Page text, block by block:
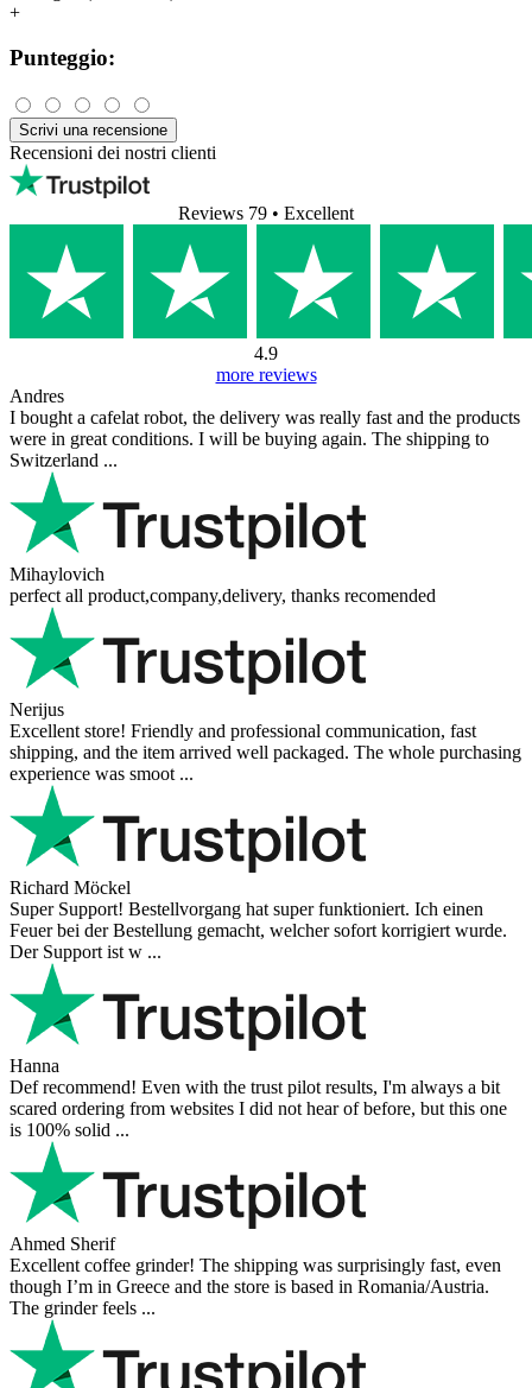
+
Punteggio:
Scrivi una recensione
Recensioni dei nostri clienti
Reviews 79 • Excellent
4.9
more reviews
Andres
I bought a cafelat robot, the delivery was really fast and the products
were in great conditions. I will be buying again. The shipping to
Switzerland ...
Mihaylovich
perfect all product,company,delivery, thanks recomended
Nerijus
Excellent store! Friendly and professional communication, fast
shipping, and the item arrived well packaged. The whole purchasing
experience was smoot ...
Richard Möckel
Super Support! Bestellvorgang hat super funktioniert. Ich einen
Feuer bei der Bestellung gemacht, welcher sofort korrigiert wurde.
Der Support ist w ...
Hanna
Def recommend! Even with the trust pilot results, I'm always a bit
scared ordering from websites I did not hear of before, but this one
is 100% solid ...
Ahmed Sherif
Excellent coffee grinder! The shipping was surprisingly fast, even
though I’m in Greece and the store is based in Romania/Austria.
The grinder feels ...